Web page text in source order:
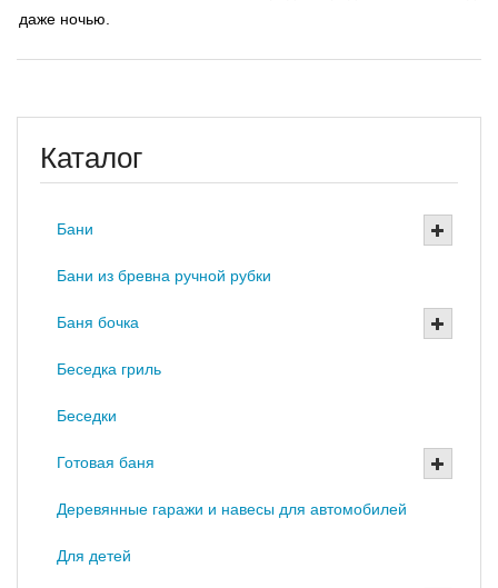
даже ночью.
Каталог
Бани
Бани из бревна ручной рубки
Баня бочка
Беседка гриль
Беседки
Готовая баня
Деревянные гаражи и навесы для автомобилей
Для детей